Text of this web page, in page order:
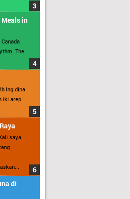
in
The
Ing dina
iki arep
saya
di